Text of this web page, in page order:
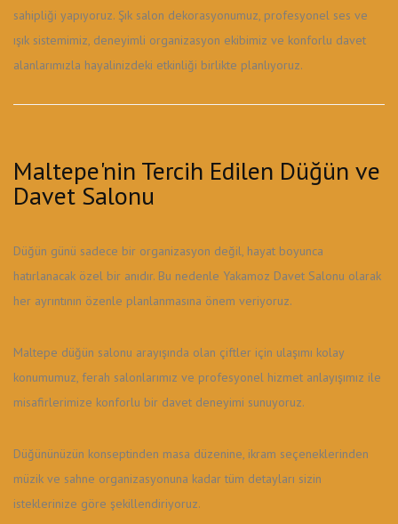
sahipliği yapıyoruz. Şık salon dekorasyonumuz, profesyonel ses ve
ışık sistemimiz, deneyimli organizasyon ekibimiz ve konforlu davet
alanlarımızla hayalinizdeki etkinliği birlikte planlıyoruz.
Maltepe'nin Tercih Edilen Düğün ve
Davet Salonu
Düğün günü sadece bir organizasyon değil, hayat boyunca
hatırlanacak özel bir anıdır. Bu nedenle Yakamoz Davet Salonu olarak
her ayrıntının özenle planlanmasına önem veriyoruz.
Maltepe düğün salonu arayışında olan çiftler için ulaşımı kolay
konumumuz, ferah salonlarımız ve profesyonel hizmet anlayışımız ile
misafirlerimize konforlu bir davet deneyimi sunuyoruz.
Düğününüzün konseptinden masa düzenine, ikram seçeneklerinden
müzik ve sahne organizasyonuna kadar tüm detayları sizin
isteklerinize göre şekillendiriyoruz.